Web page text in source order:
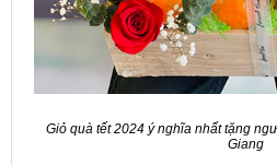
Giỏ quà tết 2024 ý nghĩa nhất tặng
Giang